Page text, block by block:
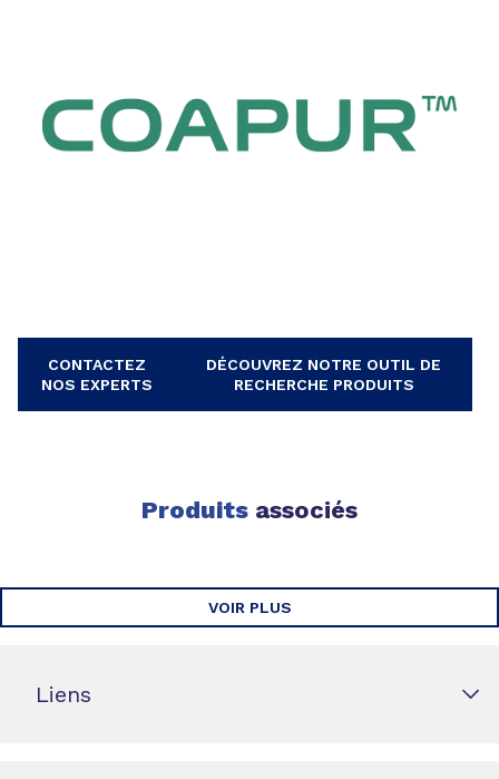
CONTACTEZ
NOS EXPERTS
DÉCOUVREZ NOTRE OUTIL DE
RECHERCHE PRODUITS
Produits associés
VOIR PLUS
Liens